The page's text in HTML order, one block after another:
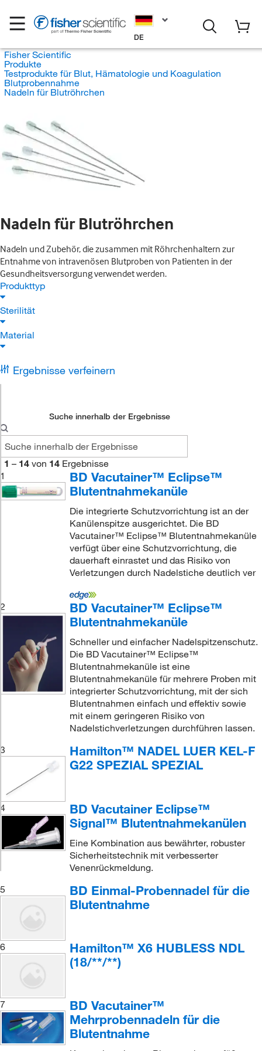
DE
Fisher Scientific
Produkte
Testprodukte für Blut, Hämatologie und Koagulation
Blutprobennahme
Nadeln für Blutröhrchen
Nadeln für Blutröhrchen
Nadeln und Zubehör, die zusammen mit Röhrchenhaltern zur
Entnahme von intravenösen Blutproben von Patienten in der
Gesundheitsversorgung verwendet werden.
Produkttyp
Sterilität
Material
Ergebnisse verfeinern
Suche innerhalb der Ergebnisse
1 – 14 von 14 Ergebnisse
1
BD Vacutainer™ Eclipse™
Blutentnahmekanüle
Die integrierte Schutzvorrichtung ist an der
Kanülenspitze ausgerichtet. Die BD
Vacutainer™ Eclipse™ Blutentnahmekanüle
verfügt über eine Schutzvorrichtung, die
dauerhaft einrastet und das Risiko von
Verletzungen durch Nadelstiche deutlich ver
2
BD Vacutainer™ Eclipse™
Blutentnahmekanüle
Schneller und einfacher Nadelspitzenschutz.
Die BD Vacutainer™ Eclipse™
Blutentnahmekanüle ist eine
Blutentnahmekanüle für mehrere Proben mit
integrierter Schutzvorrichtung, mit der sich
Blutentnahmen einfach und effektiv sowie
mit einem geringeren Risiko von
Nadelstichverletzungen durchführen lassen.
3
Hamilton™ NADEL LUER KEL-F
G22 SPEZIAL SPEZIAL
4
BD Vacutainer Eclipse™
Signal™ Blutentnahmekanülen
Eine Kombination aus bewährter, robuster
Sicherheitstechnik mit verbesserter
Venenrückmeldung.
5
BD Einmal-Probennadel für die
Blutentnahme
6
Hamilton™ X6 HUBLESS NDL
(18/**/**)
7
BD Vacutainer™
Mehrprobennadeln für die
Blutentnahme